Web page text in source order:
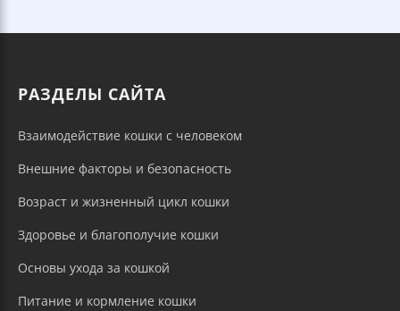
РАЗДЕЛЫ САЙТА
Взаимодействие кошки с человеком
Внешние факторы и безопасность
Возраст и жизненный цикл кошки
Здоровье и благополучие кошки
Основы ухода за кошкой
Питание и кормление кошки